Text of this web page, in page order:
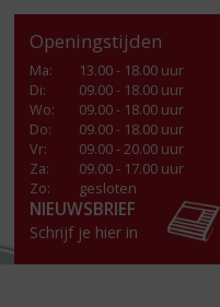
Openingstijden
Ma:
13.00 - 18.00 uur
Di:
09.00 - 18.00 uur
Wo:
09.00 - 18.00 uur
Do:
09.00 - 18.00 uur
Vr:
09.00 - 20.00 uur
Za:
09.00 - 17.00 uur
Zo:
gesloten
NIEUWSBRIEF
Schrijf je hier in